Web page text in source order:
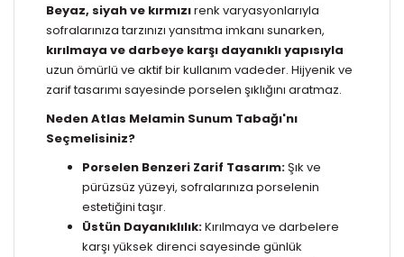
Beyaz, siyah ve kırmızırenk varyasyonlarıyla
sofralarınıza tarzınızı yansıtma imkanı sunarken,
kırılmaya ve darbeye karşı dayanıklı yapısıyla
uzun ömürlü ve aktif bir kullanım vadeder. Hijyenik ve
zarif tasarımı sayesinde porselen şıklığını aratmaz.
Neden Atlas Melamin Sunum Tabağı'nı
Seçmelisiniz?
Porselen Benzeri Zarif Tasarım:Şık ve
pürüzsüz yüzeyi, sofralarınıza porselenin
estetiğini taşır.
Üstün Dayanıklılık:Kırılmaya ve darbelere
karşı yüksek direnci sayesinde günlük